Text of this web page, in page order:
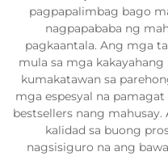
pagpapalimbag bago
nagpapababa ng
pagkaantala. Ang mga
mula sa mga
kumakatawan sa
mga espesyal na
bestsellers nang
kalidad sa buong
nagsisiguro na ang